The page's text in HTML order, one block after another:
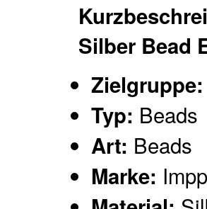
Silber Bead
Zielgruppe:
Typ: Beads
Art: Beads
Marke: